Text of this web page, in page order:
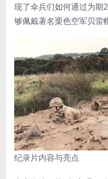
现了伞兵们如何通过为期
够佩戴著名栗色空军贝雷
纪录片内容与亮点